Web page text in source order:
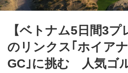
【ベトナム5日間3プ
のリンクス｢ホイア
GC｣に挑む 人気ゴ